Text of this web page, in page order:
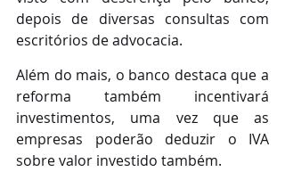
depois de diversas consultas com
escritórios de advocacia.
Além do mais, o banco destaca que a
reforma também incentivará
investimentos, uma vez que as
empresas poderão deduzir o IVA
sobre valor investido também.